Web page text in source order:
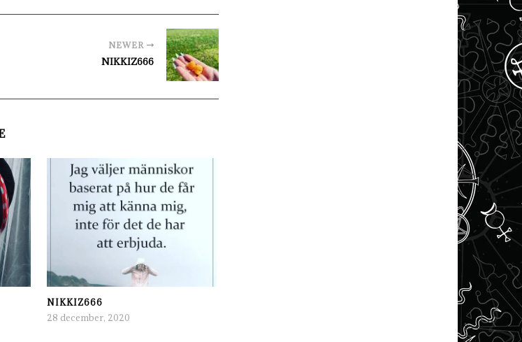
NEWER
NIKKIZ666
NIKKIZ666
28 december, 2020